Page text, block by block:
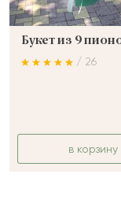
Букет из 9
/ 26
в корзину